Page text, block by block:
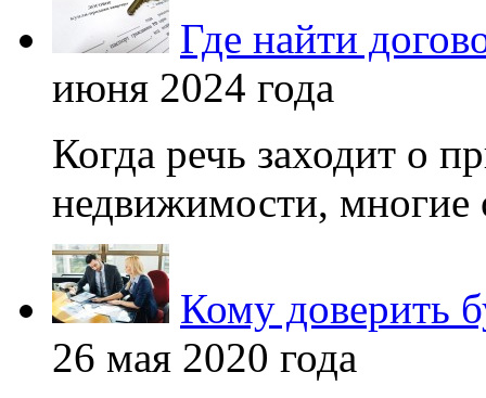
Где найти
июня 2024 года
Когда речь заходит о
недвижимости,
Кому доверить
26 мая 2020 года